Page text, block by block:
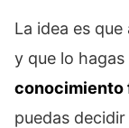
La idea es
y que lo
conocimiento
puedas